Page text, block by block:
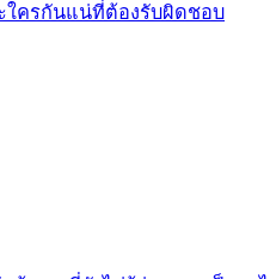
ใครกันแน่ที่ต้องรับผิดชอบ